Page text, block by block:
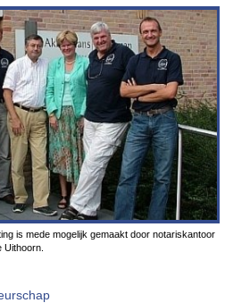
is mede mogelijk gemaakt door notariskantoor
Uithoorn.